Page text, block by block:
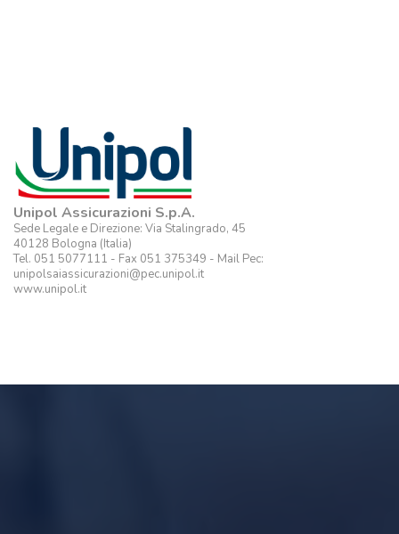
Unipol Assicurazioni S.p.A.
Sede Legale e Direzione: Via Stalingrado, 45
40128 Bologna (Italia)
Tel. 051 5077111 - Fax 051 375349 - Mail Pec:
unipolsaiassicurazioni@pec.unipol.it
www.unipol.it